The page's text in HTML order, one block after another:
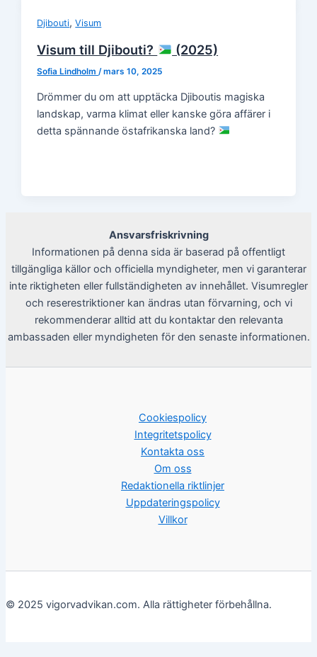
Djibouti,Visum
Visum till Djibouti? (2025)
Sofia Lindholm/mars 10, 2025
Drömmer du om att upptäcka Djiboutis magiska
landskap, varma klimat eller kanske göra affärer i
detta spännande östafrikanska land?
Ansvarsfriskrivning
Informationen på denna sida är baserad på offentligt
tillgängliga källor och officiella myndigheter, men vi garanterar
inte riktigheten eller fullständigheten av innehållet. Visumregler
och reserestriktioner kan ändras utan förvarning, och vi
rekommenderar alltid att du kontaktar den relevanta
ambassaden eller myndigheten för den senaste informationen.
Cookiespolicy
Integritetspolicy
Kontakta oss
Om oss
Redaktionella riktlinjer
Uppdateringspolicy
Villkor
© 2025 vigorvadvikan.com. Alla rättigheter förbehållna.